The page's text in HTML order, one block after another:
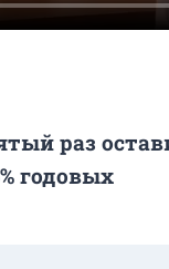
раз
годовых